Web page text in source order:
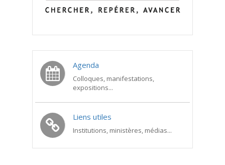
Agenda
Colloques, manifestations,
expositions...
Liens utiles
Institutions, ministères, médias...